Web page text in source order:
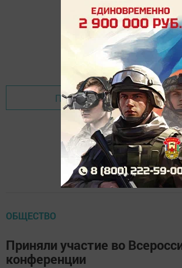
Перейти на страницу
ОБЩЕСТВО
Приняли участие во
конференции